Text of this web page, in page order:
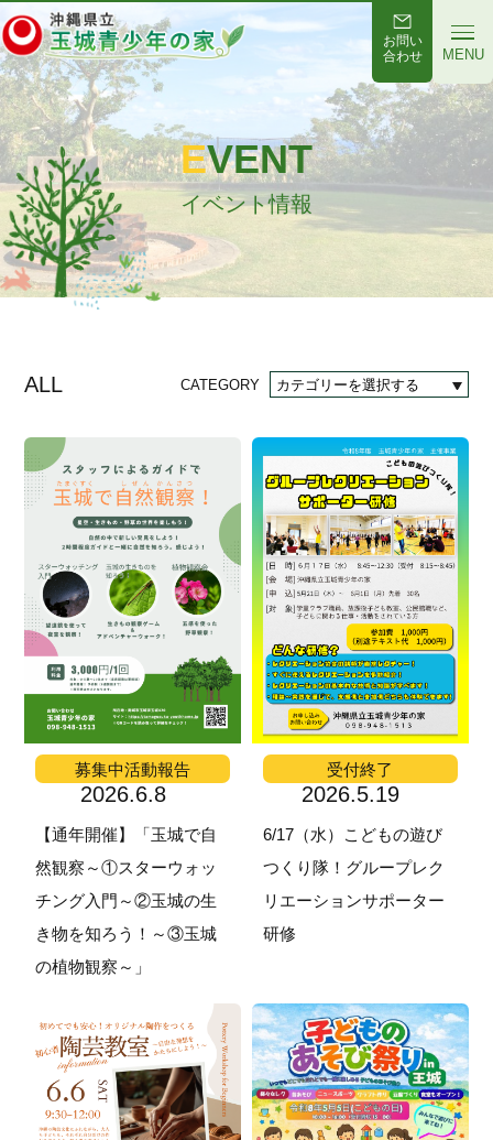
お問い
合わせ
MENU
EVENT
イベント情報
ALL CATEGORY
2026.6.8
募集中活動報告
【通年開催】「玉城で自
然観察～①スターウォッ
チング入門～②玉城の生
き物を知ろう！～③玉城
の植物観察～」
2026.5.19
受付終了
6/17（水）こどもの遊び
つくり隊！グループレク
リエーションサポーター
研修